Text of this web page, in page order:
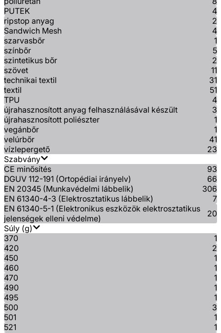
PUTEK
4
ripstop anyag
2
Sandwich Mesh
4
szarvasbőr
1
színbőr
5
szintetikus bőr
2
szövet
11
technikai textil
31
textil
51
TPU
4
újrahasznosított anyag felhasználásával készült
3
újrahasznosított poliészter
1
vegánbőr
1
velúrbőr
41
vízlepergető
23
Szabvány
CE minősítés
93
DGUV 112-191 (Ortopédiai irányelv)
66
EN 20345 (Munkavédelmi lábbelik)
306
EN 61340-4-3 (Elektrosztatikus lábbelik)
7
EN 61340-5-1 (Elektronikus eszközök elektrosztatikus
jelenségek elleni védelme)
20
Súly (g)
370
1
420
2
450
1
460
1
470
1
490
1
495
1
500
3
501
1
521
1